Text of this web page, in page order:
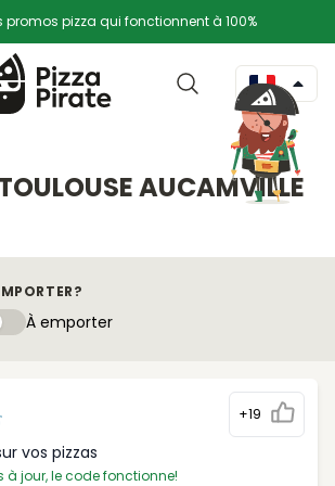
promos pizza qui fonctionnent à 100%
AUCAMVILLE
À emporter
+19
vos pizzas
à jour, le code fonctionne!